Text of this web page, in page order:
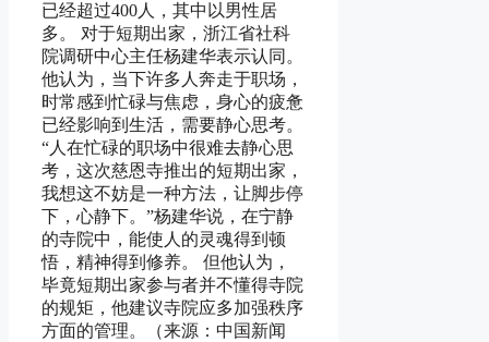
已经超过400人，其中以男性居
多。 对于短期出家，浙江省社科
院调研中心主任杨建华表示认同。
他认为，当下许多人奔走于职场，
时常感到忙碌与焦虑，身心的疲惫
已经影响到生活，需要静心思考。
“人在忙碌的职场中很难去静心思
考，这次慈恩寺推出的短期出家，
我想这不妨是一种方法，让脚步停
下，心静下。”杨建华说，在宁静
的寺院中，能使人的灵魂得到顿
悟，精神得到修养。 但他认为，
毕竟短期出家参与者并不懂得寺院
的规矩，他建议寺院应多加强秩序
方面的管理。（来源：中国新闻